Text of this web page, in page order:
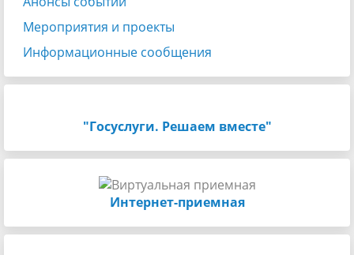
Мероприятия и проекты
Информационные сообщения
"Госуслуги. Решаем вместе"
Интернет-приемная